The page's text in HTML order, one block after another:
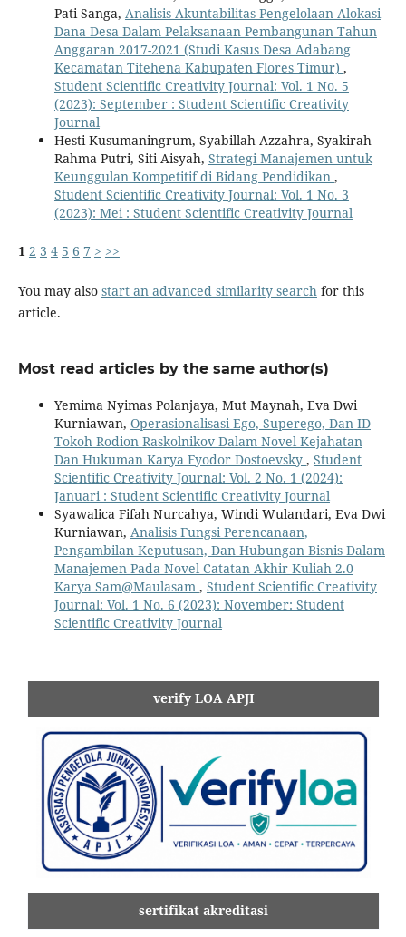
Pati Sanga, Analisis Akuntabilitas Pengelolaan Alokasi
Dana Desa Dalam Pelaksanaan Pembangunan Tahun
Anggaran 2017-2021 (Studi Kasus Desa Adabang
Kecamatan Titehena Kabupaten Flores Timur) ,
Student Scientific Creativity Journal: Vol. 1 No. 5
(2023): September : Student Scientific Creativity
Journal
Hesti Kusumaningrum, Syabillah Azzahra, Syakirah
Rahma Putri, Siti Aisyah, Strategi Manajemen untuk
Keunggulan Kompetitif di Bidang Pendidikan ,
Student Scientific Creativity Journal: Vol. 1 No. 3
(2023): Mei : Student Scientific Creativity Journal
1 2 3 4 5 6 7 > >>
You may also start an advanced similarity search for this
article.
Most read articles by the same author(s)
Yemima Nyimas Polanjaya, Mut Maynah, Eva Dwi
Kurniawan, Operasionalisasi Ego, Superego, Dan ID
Tokoh Rodion Raskolnikov Dalam Novel Kejahatan
Dan Hukuman Karya Fyodor Dostoevsky , Student
Scientific Creativity Journal: Vol. 2 No. 1 (2024):
Januari : Student Scientific Creativity Journal
Syawalica Fifah Nurcahya, Windi Wulandari, Eva Dwi
Kurniawan, Analisis Fungsi Perencanaan,
Pengambilan Keputusan, Dan Hubungan Bisnis Dalam
Manajemen Pada Novel Catatan Akhir Kuliah 2.0
Karya Sam@Maulasam , Student Scientific Creativity
Journal: Vol. 1 No. 6 (2023): November: Student
Scientific Creativity Journal
verify LOA APJI
sertifikat akreditasi